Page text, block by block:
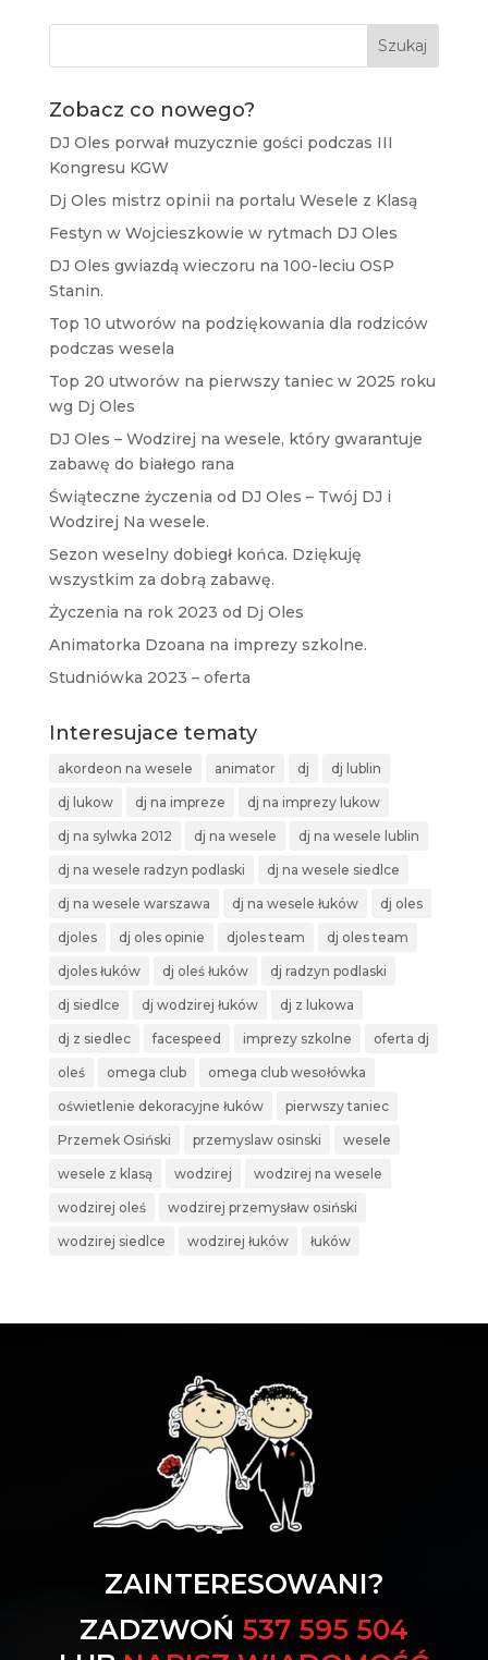
Szukaj
Zobacz co nowego?
DJ Oles porwał muzycznie gości podczas III
Kongresu KGW
Dj Oles mistrz opinii na portalu Wesele z Klasą
Festyn w Wojcieszkowie w rytmach DJ Oles
DJ Oles gwiazdą wieczoru na 100-leciu OSP
Stanin.
Top 10 utworów na podziękowania dla rodziców
podczas wesela
Top 20 utworów na pierwszy taniec w 2025 roku
wg Dj Oles
DJ Oles – Wodzirej na wesele, który gwarantuje
zabawę do białego rana
Świąteczne życzenia od DJ Oles – Twój DJ i
Wodzirej Na wesele.
Sezon weselny dobiegł końca. Dziękuję
wszystkim za dobrą zabawę.
Życzenia na rok 2023 od Dj Oles
Animatorka Dzoana na imprezy szkolne.
Studniówka 2023 – oferta
Interesujace tematy
akordeon na wesele animator dj dj lublin
dj lukow dj na impreze dj na imprezy lukow
dj na sylwka 2012 dj na wesele dj na wesele lublin
dj na wesele radzyn podlaski dj na wesele siedlce
dj na wesele warszawa dj na wesele łuków dj oles
djoles dj oles opinie djoles team dj oles team
djoles łuków dj oleś łuków dj radzyn podlaski
dj siedlce dj wodzirej łuków dj z lukowa
dj z siedlec facespeed imprezy szkolne oferta dj
oleś omega club omega club wesołówka
oświetlenie dekoracyjne łuków pierwszy taniec
Przemek Osiński przemyslaw osinski wesele
wesele z klasą wodzirej wodzirej na wesele
wodzirej oleś wodzirej przemysław osiński
wodzirej siedlce wodzirej łuków łuków
ZAINTERESOWANI?
ZADZWOŃ 537 595 504